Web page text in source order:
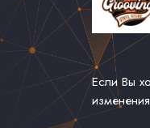
Если Вы